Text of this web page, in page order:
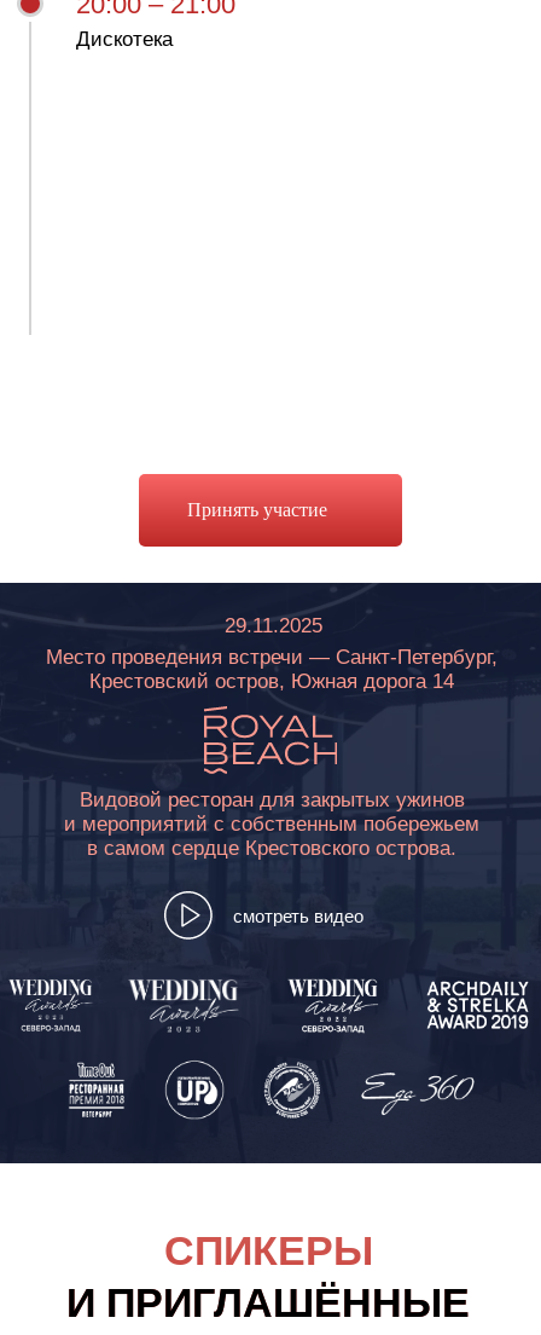
Принять участие
посетила 21 страну мира с рабочим
визитом, как фотограф (Япония, США,
и психолога
фотографа года BICFP
, 9 раз была членом
выступает спикером и экспертом Sony
7 выступлений на мировых фестивалях,
включая Китай, 1
персональная выставка
, 173 проведённых офлайн мастер-
класса по всему миру, 7352 учеников
Руководитель студии декора и флористики Very
Nice Decor
Тема: «Флористика в интерьере: подбор
материала, основные принципы создания